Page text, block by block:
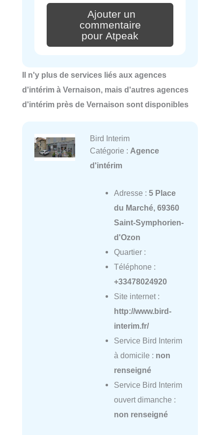
Ajouter un
commentaire
pour Atpeak
Il n'y plus de services liés aux agences
d'intérim à Vernaison, mais d'autres agences
d'intérim près de Vernaison sont disponibles
Bird Interim
Catégorie : Agence
d'intérim
Adresse : 5 Place
du Marché, 69360
Saint-Symphorien-
d'Ozon
Quartier :
Téléphone :
+33478024920
Site internet :
http://www.bird-
interim.fr/
Service Bird Interim
à domicile : non
renseigné
Service Bird Interim
ouvert dimanche :
non renseigné